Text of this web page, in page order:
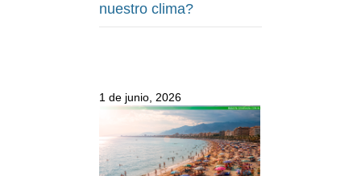
nuestro clima?
1 de junio, 2026